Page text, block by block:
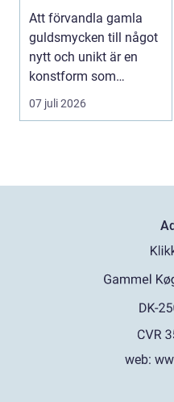
att förnya det
gamla
Att förvandla gamla
guldsmycken till något
nytt och unikt är en
konstform som
kombinerar
traditionel...
07 juli 2026
web: